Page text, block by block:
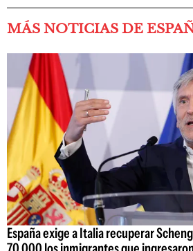
MÁS NOTICIAS DE
España exige a Italia recuperar